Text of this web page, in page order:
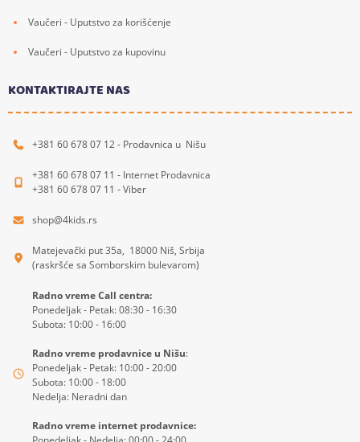
Vaučeri - Uputstvo za korišćenje
Vaučeri - Uputstvo za kupovinu
KONTAKTIRAJTE NAS
+381 60 678 07 12 - Prodavnica u Nišu
+381 60 678 07 11 - Internet Prodavnica
+381 60 678 07 11 - Viber
shop@4kids.rs
Matejevački put 35a, 18000 Niš, Srbija
(raskršće sa Somborskim bulevarom)
Radno vreme Call centra:
Ponedeljak - Petak: 08:30 - 16:30
Subota: 10:00 - 16:00
Radno vreme prodavnice u Nišu:
Ponedeljak - Petak: 10:00 - 20:00
Subota: 10:00 - 18:00
Nedelja: Neradni dan
Radno vreme internet prodavnice: